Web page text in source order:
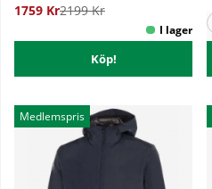
1759 Kr2199 Kr
Köp!
Medlemspris